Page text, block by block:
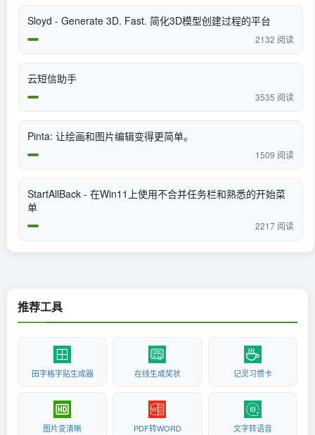
Sloyd - Generate 3D. Fast. 简化3D模型创建过程的平台
2132 阅读
云短信助手
3535 阅读
Pinta: 让绘画和图片编辑变得更简单。
1509 阅读
StartAllBack - 在Win11上使用不合并任务栏和熟悉的开始菜
单
2217 阅读
推荐工具
田字格字贴生成器 在线生成奖状 记灵习惯卡
图片变清晰 PDF转WORD 文字转语音